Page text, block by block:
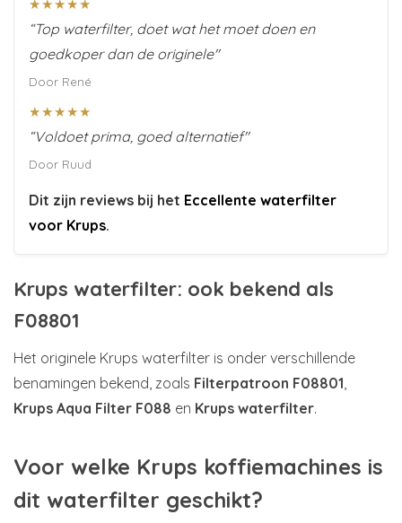
★★★★★
“Top waterfilter, doet wat het moet doen en
goedkoper dan de originele"
Door René
★★★★★
“Voldoet prima, goed alternatief"
Door Ruud
Dit zijn reviews bij het Eccellente waterfilter
voor Krups.
Krups waterfilter: ook bekend als
F08801
Het originele Krups waterfilter is onder verschillende
benamingen bekend, zoals Filterpatroon F08801
Krups Aqua Filter F088 en Krups waterfilter.
Voor welke Krups koffiemachines is
dit waterfilter geschikt?